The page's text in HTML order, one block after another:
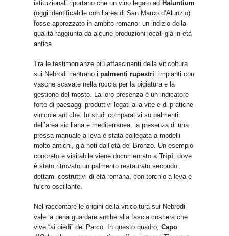
istituzionali riportano che un vino legato ad Haluntium
(oggi identificabile con l’area di San Marco d’Alunzio)
fosse apprezzato in ambito romano: un indizio della
qualità raggiunta da alcune produzioni locali già in età
antica.
Tra le testimonianze più affascinanti della viticoltura
sui Nebrodi rientrano i palmenti rupestri: impianti con
vasche scavate nella roccia per la pigiatura e la
gestione del mosto. La loro presenza è un indicatore
forte di paesaggi produttivi legati alla vite e di pratiche
vinicole antiche. In studi comparativi su palmenti
dell’area siciliana e mediterranea, la presenza di una
pressa manuale a leva è stata collegata a modelli
molto antichi, già noti dall’età del Bronzo. Un esempio
concreto e visitabile viene documentato a Tripi , dove
è stato ritrovato un palmento restaurato secondo
dettami costruttivi di età romana, con torchio a leva e
fulcro oscillante.
Nel raccontare le origini della viticoltura sui Nebrodi
vale la pena guardare anche alla fascia costiera che
vive “ai piedi” del Parco. In questo quadro, Capo